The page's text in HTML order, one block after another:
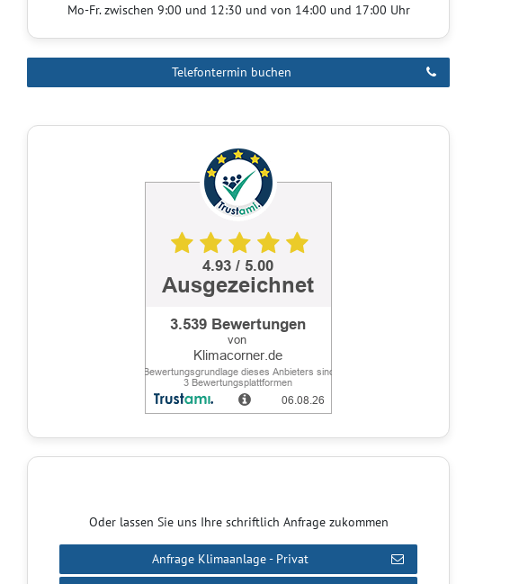
Mo-Fr. zwischen 9:00 und 12:30 und von 14:00 und 17:00 Uhr
Telefontermin buchen
Oder lassen Sie uns Ihre schriftlich Anfrage zukommen
Anfrage Klimaanlage - Privat